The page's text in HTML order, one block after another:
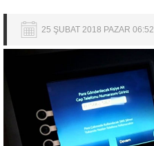
25 ŞUBAT 2018 PAZAR 06:52